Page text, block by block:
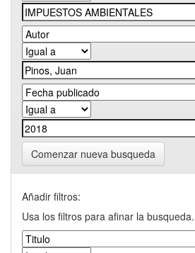
Comenzar nueva busqueda
Añadir filtros:
Usa los filtros para afinar la busqueda.